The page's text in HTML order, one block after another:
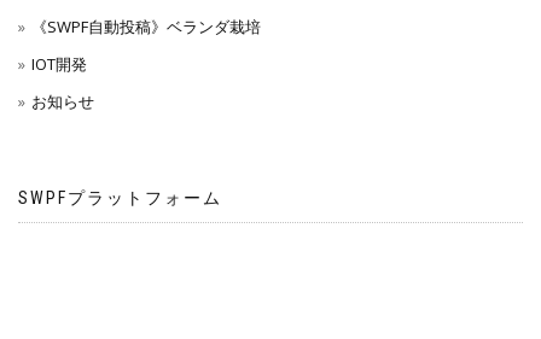
《SWPF自動投稿》ベランダ栽培
IOT開発
お知らせ
SWPFプラットフォーム